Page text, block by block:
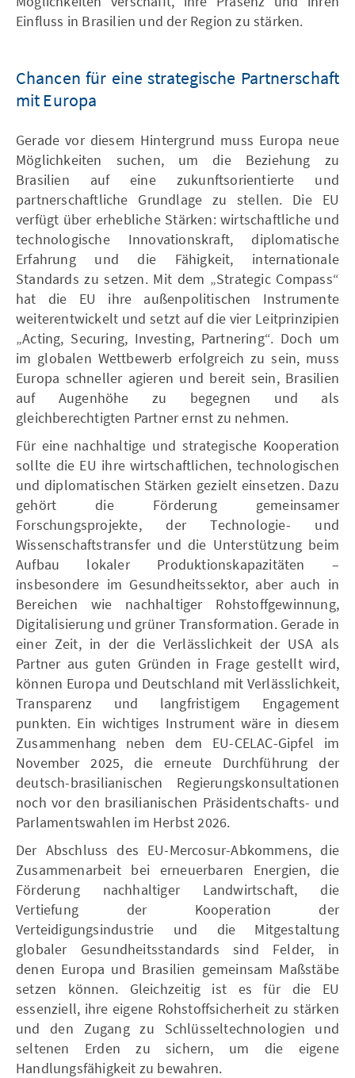
Einfluss in Brasilien und der Region zu stärken.
Chancen für eine strategische Partnerschaft
mit Europa
Gerade vor diesem Hintergrund muss Europa neue
Möglichkeiten suchen, um die Beziehung zu
Brasilien auf eine zukunftsorientierte und
partnerschaftliche Grundlage zu stellen. Die EU
verfügt über erhebliche Stärken: wirtschaftliche und
technologische Innovationskraft, diplomatische
Erfahrung und die Fähigkeit, internationale
Standards zu setzen. Mit dem „Strategic Compass“
hat die EU ihre außenpolitischen Instrumente
weiterentwickelt und setzt auf die vier Leitprinzipien
„Acting, Securing, Investing, Partnering“. Doch um
im globalen Wettbewerb erfolgreich zu sein, muss
Europa schneller agieren und bereit sein, Brasilien
auf Augenhöhe zu begegnen und als
gleichberechtigten Partner ernst zu nehmen.
Für eine nachhaltige und strategische Kooperation
sollte die EU ihre wirtschaftlichen, technologischen
und diplomatischen Stärken gezielt einsetzen. Dazu
gehört die Förderung gemeinsamer
Forschungsprojekte, der Technologie- und
Wissenschaftstransfer und die Unterstützung beim
Aufbau lokaler Produktionskapazitäten –
insbesondere im Gesundheitssektor, aber auch in
Bereichen wie nachhaltiger Rohstoffgewinnung,
Digitalisierung und grüner Transformation. Gerade in
einer Zeit, in der die Verlässlichkeit der USA als
Partner aus guten Gründen in Frage gestellt wird,
können Europa und Deutschland mit Verlässlichkeit,
Transparenz und langfristigem Engagement
punkten. Ein wichtiges Instrument wäre in diesem
Zusammenhang neben dem EU-CELAC-Gipfel im
November 2025, die erneute Durchführung der
deutsch-brasilianischen Regierungskonsultationen
noch vor den brasilianischen Präsidentschafts- und
Parlamentswahlen im Herbst 2026.
Der Abschluss des EU-Mercosur-Abkommens, die
Zusammenarbeit bei erneuerbaren Energien, die
Förderung nachhaltiger Landwirtschaft, die
Vertiefung der Kooperation der
Verteidigungsindustrie und die Mitgestaltung
globaler Gesundheitsstandards sind Felder, in
denen Europa und Brasilien gemeinsam Maßstäbe
setzen können. Gleichzeitig ist es für die EU
essenziell, ihre eigene Rohstoffsicherheit zu stärken
und den Zugang zu Schlüsseltechnologien und
seltenen Erden zu sichern, um die eigene
Handlungsfähigkeit zu bewahren.